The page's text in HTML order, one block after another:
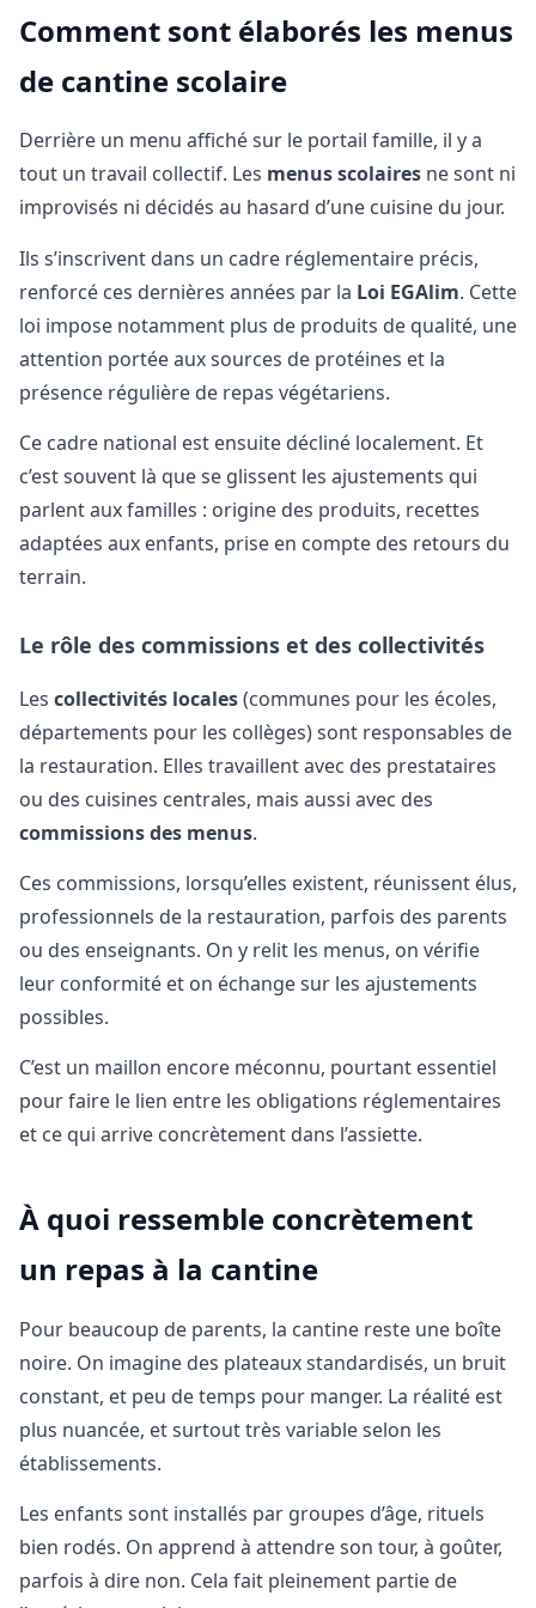
Comment sont élaborés les menus
de cantine scolaire
Derrière un menu affiché sur le portail famille, il y a
tout un travail collectif. Les menus scolaires ne sont ni
improvisés ni décidés au hasard d’une cuisine du jour.
Ils s’inscrivent dans un cadre réglementaire précis,
renforcé ces dernières années par la Loi EGAlim. Cette
loi impose notamment plus de produits de qualité, une
attention portée aux sources de protéines et la
présence régulière de repas végétariens.
Ce cadre national est ensuite décliné localement. Et
c’est souvent là que se glissent les ajustements qui
parlent aux familles : origine des produits, recettes
adaptées aux enfants, prise en compte des retours du
terrain.
Le rôle des commissions et des collectivités
Les collectivités locales(communes pour les écoles,
départements pour les collèges) sont responsables de
la restauration. Elles travaillent avec des prestataires
ou des cuisines centrales, mais aussi avec des
commissions des menus.
Ces commissions, lorsqu’elles existent, réunissent élus,
professionnels de la restauration, parfois des parents
ou des enseignants. On y relit les menus, on vérifie
leur conformité et on échange sur les ajustements
possibles.
C’est un maillon encore méconnu, pourtant essentiel
pour faire le lien entre les obligations réglementaires
et ce qui arrive concrètement dans l’assiette.
À quoi ressemble concrètement
un repas à la cantine
Pour beaucoup de parents, la cantine reste une boîte
noire. On imagine des plateaux standardisés, un bruit
constant, et peu de temps pour manger. La réalité est
plus nuancée, et surtout très variable selon les
établissements.
Les enfants sont installés par groupes d’âge, rituels
bien rodés. On apprend à attendre son tour, à goûter,
parfois à dire non. Cela fait pleinement partie de